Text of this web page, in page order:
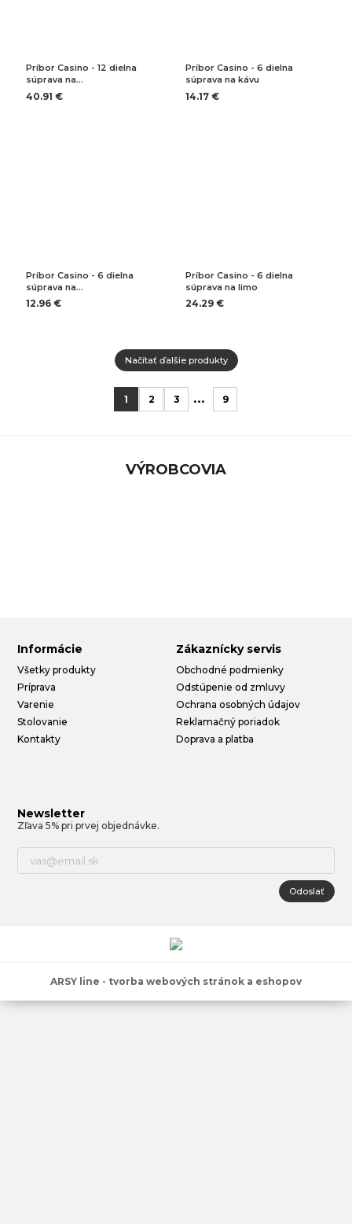
Príbor Casino - 12 dielna
súprava na…
40.91 €
Príbor Casino - 6 dielna
súprava na kávu
14.17 €
Príbor Casino - 6 dielna
súprava na…
12.96 €
Príbor Casino - 6 dielna
súprava na limo
24.29 €
Načítať ďalšie produkty
1 2 3 ... 9
VÝROBCOVIA
Informácie
Všetky produkty
Príprava
Varenie
Stolovanie
Kontakty
Zákaznícky servis
Obchodné podmienky
Odstúpenie od zmluvy
Ochrana osobných údajov
Reklamačný poriadok
Doprava a platba
Newsletter
Zľava 5% pri prvej objednávke.
Odoslať
ARSY line - tvorba webových stránok a eshopov